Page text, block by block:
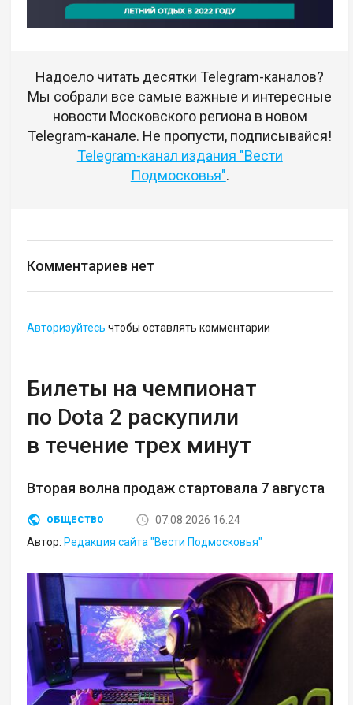
Надоело читать десятки Telegram-каналов?
Мы собрали все самые важные и интересные
новости Московского региона в новом
Telegram-канале. Не пропусти, подписывайся!
Telegram-канал издания "Вести
Подмосковья".
Комментариев нет
Авторизуйтесь чтобы оставлять комментарии
Билеты на чемпионат
по Dota 2 раскупили
в течение трех минут
Вторая волна продаж стартовала 7 августа
ОБЩЕСТВО
07.08.2026 16:24
Автор: Редакция сайта "Вести Подмосковья"